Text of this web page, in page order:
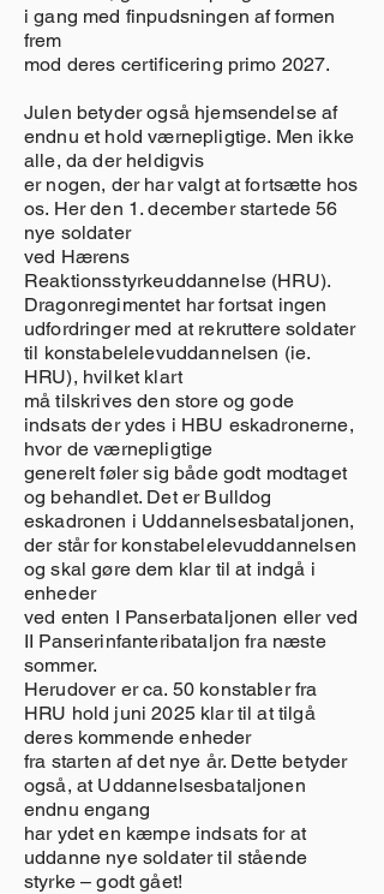
i gang med finpudsningen af formen
frem
mod deres certificering primo 2027.
Julen betyder også hjemsendelse af
endnu et hold værnepligtige. Men ikke
alle, da der heldigvis
er nogen, der har valgt at fortsætte hos
os. Her den 1. december startede 56
nye soldater
ved Hærens
Reaktionsstyrkeuddannelse (HRU).
Dragonregimentet har fortsat ingen
udfordringer med at rekruttere soldater
til konstabelelevuddannelsen (ie.
HRU), hvilket klart
må tilskrives den store og gode
indsats der ydes i HBU eskadronerne,
hvor de værnepligtige
generelt føler sig både godt modtaget
og behandlet. Det er Bulldog
eskadronen i Uddannelsesbataljonen,
der står for konstabelelevuddannelsen
og skal gøre dem klar til at indgå i
enheder
ved enten I Panserbataljonen eller ved
II Panserinfanteribataljon fra næste
sommer.
Herudover er ca. 50 konstabler fra
HRU hold juni 2025 klar til at tilgå
deres kommende enheder
fra starten af det nye år. Dette betyder
også, at Uddannelsesbataljonen
endnu engang
har ydet en kæmpe indsats for at
uddanne nye soldater til stående
styrke – godt gået!